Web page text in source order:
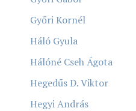
Győri Kornél
Háló Gyula
Hálóné Cseh Ágota
Hegedűs D. Viktor
Hegyi András